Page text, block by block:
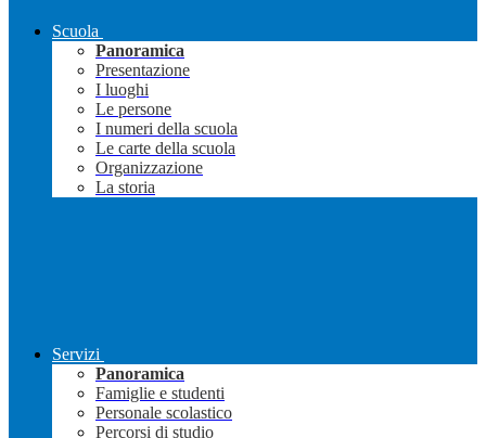
Scuola
Panoramica
Presentazione
I luoghi
Le persone
I numeri della scuola
Le carte della scuola
Organizzazione
La storia
Servizi
Panoramica
Famiglie e studenti
Personale scolastico
Percorsi di studio